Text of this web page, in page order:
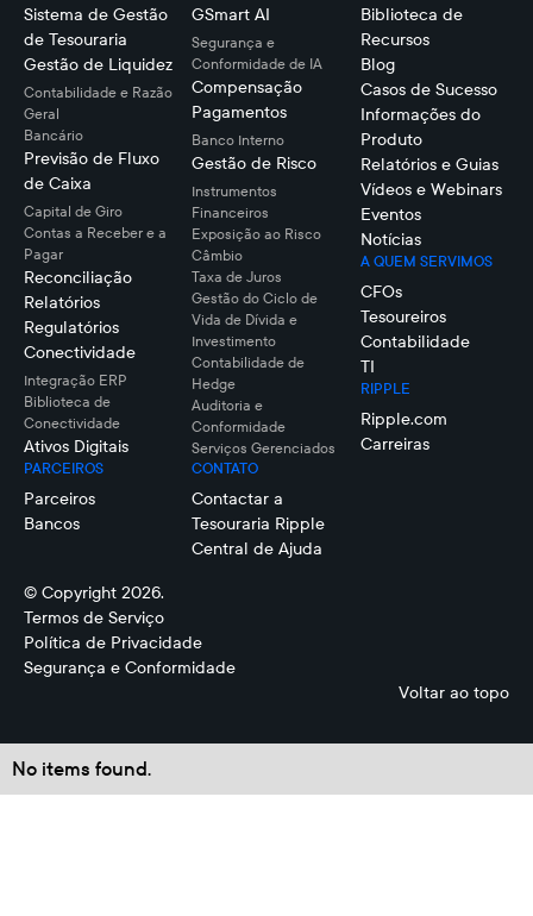
Sistema de Gestão
de Tesouraria
Gestão de Liquidez
Contabilidade e Razão
Geral
Bancário
Previsão de Fluxo
de Caixa
Capital de Giro
Contas a Receber e a
Pagar
Reconciliação
Relatórios
Regulatórios
Conectividade
Integração ERP
Biblioteca de
Conectividade
Ativos Digitais
PARCEIROS
Parceiros
Bancos
GSmart AI
Segurança e
Conformidade de IA
Compensação
Pagamentos
Banco Interno
Gestão de Risco
Instrumentos
Financeiros
Exposição ao Risco
Câmbio
Taxa de Juros
Gestão do Ciclo de
Vida de Dívida e
Investimento
Contabilidade de
Hedge
Auditoria e
Conformidade
Serviços Gerenciados
CONTATO
Contactar a
Tesouraria Ripple
Central de Ajuda
Biblioteca de
Recursos
Blog
Casos de Sucesso
Informações do
Produto
Relatórios e Guias
Vídeos e Webinars
Eventos
Notícias
A QUEM SERVIMOS
CFOs
Tesoureiros
Contabilidade
TI
RIPPLE
Ripple.com
Carreiras
© Copyright 2026.
Termos de Serviço
Política de Privacidade
Segurança e Conformidade
Voltar ao topo
No items found.